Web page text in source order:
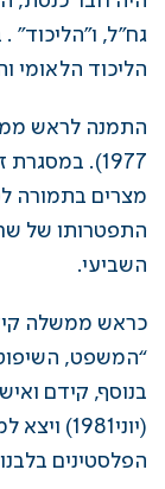
הליכוד הלאומי
מצרים בתמורה
התפטרותו של
השביעי.
כראש ממשלה
“המשפט,
בנוסף, קידם
הפלסטינים